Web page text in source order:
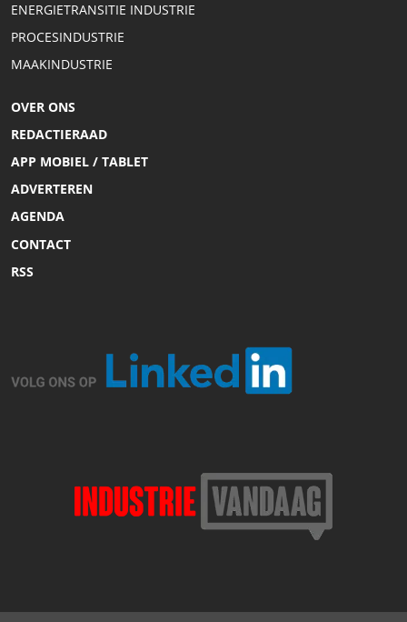
ENERGIETRANSITIE INDUSTRIE
PROCESINDUSTRIE
MAAKINDUSTRIE
OVER ONS
REDACTIERAAD
APP MOBIEL / TABLET
ADVERTEREN
AGENDA
CONTACT
RSS